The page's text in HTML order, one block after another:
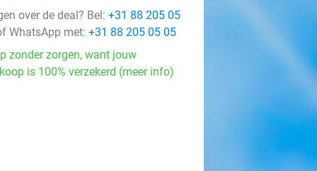
over de deal? Bel: +31 88 205 05
WhatsApp met: +31 88 205 05 05
zonder zorgen, want jouw
is 100% verzekerd (meer info)